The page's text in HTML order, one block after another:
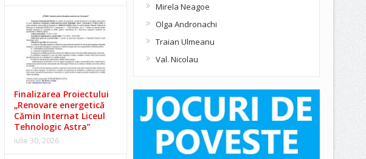
Finalizarea Proiectului
„Renovare energetică
Cămin Internat Liceul
Tehnologic Astra”
iulie 30, 2026
Mirela Neagoe
Olga Andronachi
Traian Ulmeanu
Val. Nicolau